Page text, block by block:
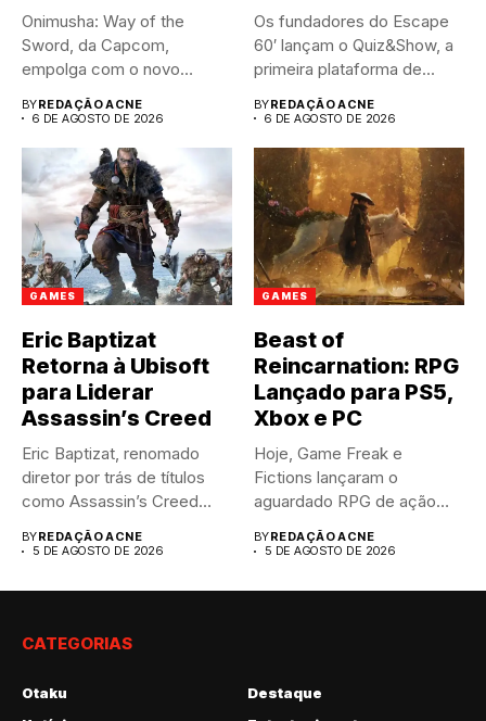
Onimusha: Way of the
Sword, da Capcom,
empolga com o novo
BYREDAÇÃO ACNE
6 DE AGOSTO DE 2026
Os fundadores do Escape
60′ lançam o Quiz&Show, a
primeira plataforma de...
BYREDAÇÃO ACNE
6 DE AGOSTO DE 2026
GAMES
Eric Baptizat
Retorna à Ubisoft
para Liderar
Assassin’s Creed
Eric Baptizat, renomado
diretor por trás de títulos
como Assassin’s Creed
Valhalla...
BYREDAÇÃO ACNE
5 DE AGOSTO DE 2026
GAMES
Beast of
Reincarnation: RPG
Lançado para PS5,
Xbox e PC
Hoje, Game Freak e
Fictions lançaram o
aguardado RPG de ação
BYREDAÇÃO ACNE
5 DE AGOSTO DE 2026
CATEGORIAS
Otaku
Destaque